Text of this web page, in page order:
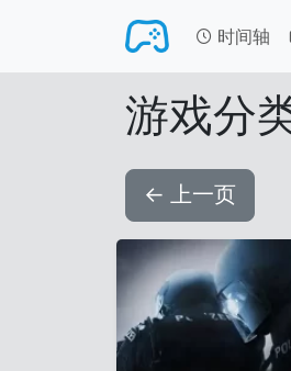
时间轴
游戏分
← 上一页